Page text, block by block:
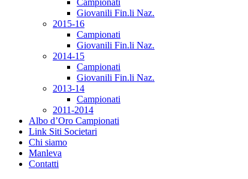
Campionati
Giovanili Fin.li Naz.
2015-16
Campionati
Giovanili Fin.li Naz.
2014-15
Campionati
Giovanili Fin.li Naz.
2013-14
Campionati
2011-2014
Albo d’Oro Campionati
Link Siti Societari
Chi siamo
Manleva
Contatti